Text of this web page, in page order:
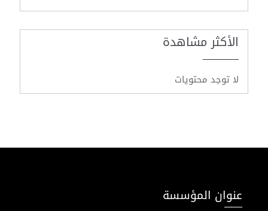
الأكثر مشاهدة
لا توجد محتويات
عنوان المؤسسة